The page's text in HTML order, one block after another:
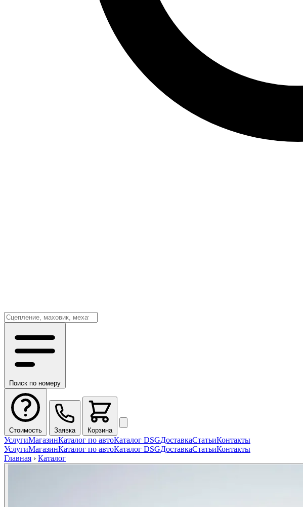
Поиск по номеру
Стоимость Заявка Корзина
УслугиМагазинКаталог по автоКаталог DSGДоставкаСтатьиКонтакты
УслугиМагазинКаталог по автоКаталог DSGДоставкаСтатьиКонтакты
Главная › Каталог